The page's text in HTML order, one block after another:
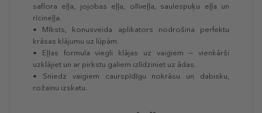
saflora eļļa, jojobas eļļa, olīveļļa, saulespuķu eļļa un
rīcineļļa.
• Mīksts, konusveida aplikators nodrošina perfektu
krāsas klājumu uz lūpām.
• Eļļas formula viegli klājas uz vaigiem — vienkārši
uzklājiet un ar pirkstu galiem izlīdziniet uz ādas.
• Sniedz vaigiem caurspīdīgu nokrāsu un dabisku,
rožainu izskatu.